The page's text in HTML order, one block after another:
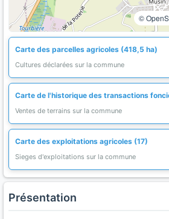
©
Carte des parcelles agricoles (418,5 ha)
Cultures déclarées sur la commune
Carte de l'historique des transactions
Ventes de terrains sur la commune
Carte des exploitations agricoles (17)
Sieges d'exploitations sur la commune
Présentation